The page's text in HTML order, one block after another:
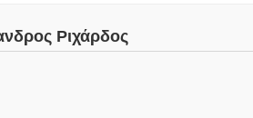
Ριχάρδος